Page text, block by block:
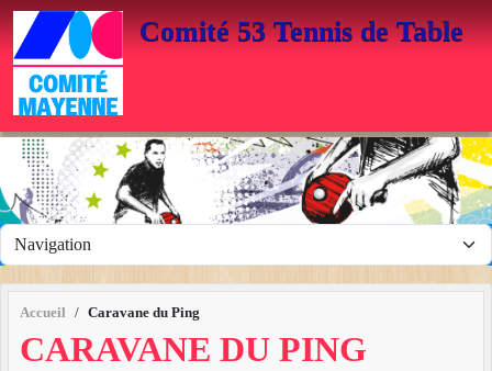
Comité 53 Tennis de Table
Accueil Caravane du Ping
CARAVANE DU PING
Panneau de gestion des cookies